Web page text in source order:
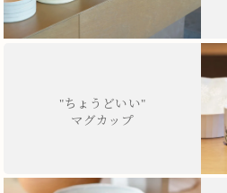
"ちょうどいい"
マグカップ